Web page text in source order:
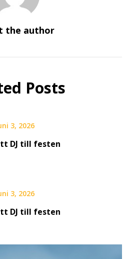
the author
Posts
3, 2026
DJ till festen
3, 2026
DJ till festen